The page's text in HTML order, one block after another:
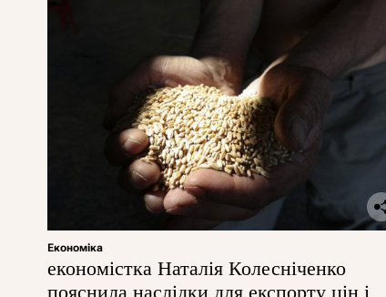
Економіка
економістка Наталія Колесніченко
пояснила наслідки для експорту цін і